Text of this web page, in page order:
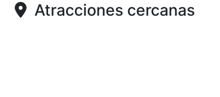
Atracciones cercanas